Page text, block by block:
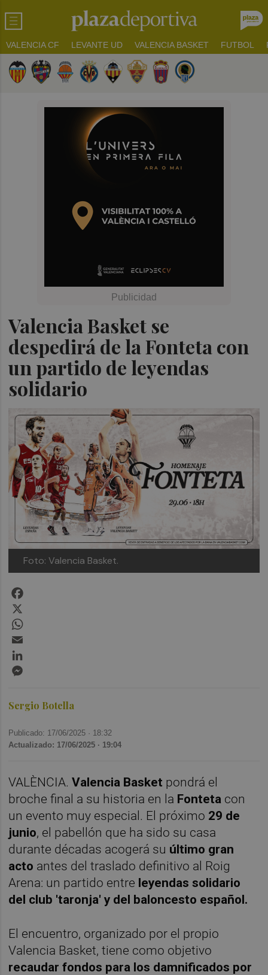
VALENCIA CF LEVANTE UD VALENCIA BASKET FUTBOL
Valencia Basket se
despedirá de la Fonteta con
un partido de leyendas
solidario
Foto: Valencia Basket.
Sergio Botella
Publicado: 17/06/2025 · 18:32
Actualizado: 17/06/2025 · 19:04
VALÈNCIA.Valencia Basket pondrá el
broche final a su historia en la Fonteta con
un evento muy especial. El próximo 29 de
junio, el pabellón que ha sido su casa
durante décadas acogerá su último gran
acto antes del traslado definitivo al Roig
Arena: un partido entre leyendas solidario
del club 'taronja' y del baloncesto español.
El encuentro, organizado por el propio
Valencia Basket, tiene como objetivo
recaudar fondos para los damnificados por